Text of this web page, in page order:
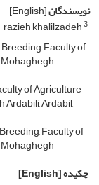
نویسندگان[English]
razieh khalilzadeh3
Faculty of
of Agriculture
Ardabil,
Faculty of
چکیده[English]